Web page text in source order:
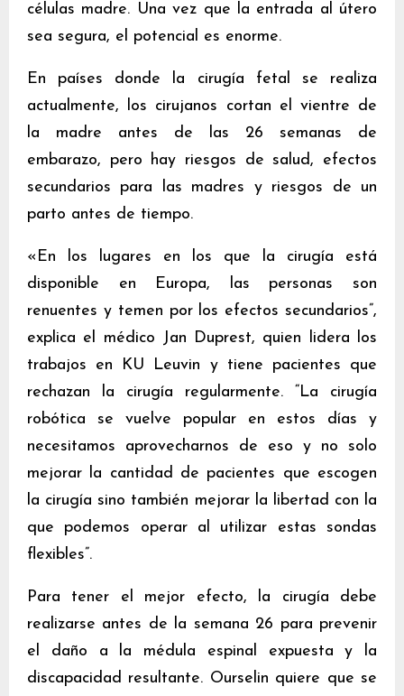
células madre. Una vez que la entrada al útero
sea segura, el potencial es enorme.
En países donde la cirugía fetal se realiza
actualmente, los cirujanos cortan el vientre de
la madre antes de las 26 semanas de
embarazo, pero hay riesgos de salud, efectos
secundarios para las madres y riesgos de un
parto antes de tiempo.
«En los lugares en los que la cirugía está
disponible en Europa, las personas son
renuentes y temen por los efectos secundarios”,
explica el médico Jan Duprest, quien lidera los
trabajos en KU Leuvin y tiene pacientes que
rechazan la cirugía regularmente. “La cirugía
robótica se vuelve popular en estos días y
necesitamos aprovecharnos de eso y no solo
mejorar la cantidad de pacientes que escogen
la cirugía sino también mejorar la libertad con la
que podemos operar al utilizar estas sondas
flexibles”.
Para tener el mejor efecto, la cirugía debe
realizarse antes de la semana 26 para prevenir
el daño a la médula espinal expuesta y la
discapacidad resultante. Ourselin quiere que se